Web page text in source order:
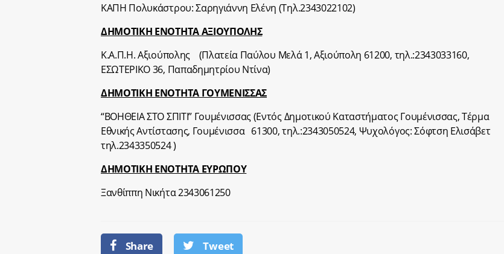
ΚΑΠΗ Πολυκάστρου: Σαρηγιάννη Ελένη (Τηλ.2343022102)
ΔΗΜΟΤΙΚΗ ΕΝΟΤΗΤΑ ΑΞΙΟΥΠΟΛΗΣ
Κ.Α.Π.Η. Αξιούπολης (Πλατεία Παύλου Μελά 1, Αξιούπολη 61200, τηλ.:2343033160,
ΕΣΩΤΕΡΙΚΟ 36, Παπαδημητρίου Ντίνα)
ΔΗΜΟΤΙΚΗ ΕΝΟΤΗΤΑ ΓΟΥΜΕΝΙΣΣΑΣ
“ΒΟΗΘΕΙΑ ΣΤΟ ΣΠΙΤΙ” Γουμένισσας (Εντός Δημοτικού Καταστήματος Γουμένισσας, Τέρμα
Εθνικής Αντίστασης, Γουμένισσα 61300, τηλ.:2343050524, Ψυχολόγος: Σόφτση Ελισάβετ
τηλ.2343350524 )
ΔΗΜΟΤΙΚΗ ΕΝΟΤΗΤΑ ΕΥΡΩΠΟΥ
Ξανθίππη Νικήτα 2343061250
Share Tweet